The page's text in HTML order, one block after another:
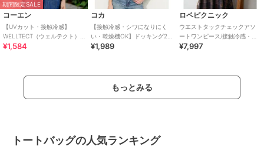
期間限定SALE
コーエン
【UVカット・接触冷感】
WELLTECT（ウェルテクト）
USAコットン フレアスリーブ
¥1,584
コカ
【接触冷感・シワになりにく
い・乾燥機OK】ドッキング2
段フリルTシャツ 全2色
¥1,989
ロペピクニック
ウエストタックチェックアソ
ートワンピース/接触冷感・防
シワ・リンクコーデ
¥7,997
もっとみる
トートバッグの人気ランキング